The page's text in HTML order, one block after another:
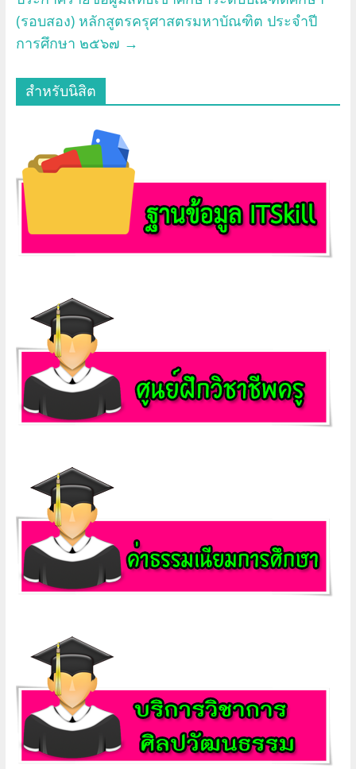
(รอบสอง) หลักสูตรครุศาสตรมหาบัณฑิต ประจำปี
การศึกษา ๒๕๖๗ →
สำหรับนิสิต